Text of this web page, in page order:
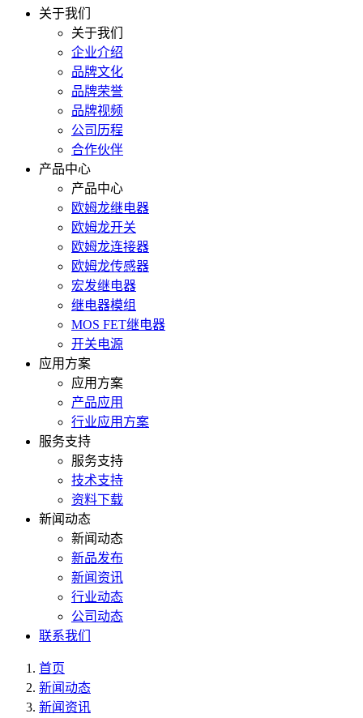
关于我们
关于我们
企业介绍
品牌文化
品牌荣誉
品牌视频
公司历程
合作伙伴
产品中心
产品中心
欧姆龙继电器
欧姆龙开关
欧姆龙连接器
欧姆龙传感器
宏发继电器
继电器模组
MOS FET继电器
开关电源
应用方案
应用方案
产品应用
行业应用方案
服务支持
服务支持
技术支持
资料下载
新闻动态
新闻动态
新品发布
新闻资讯
行业动态
公司动态
联系我们
首页
新闻动态
新闻资讯